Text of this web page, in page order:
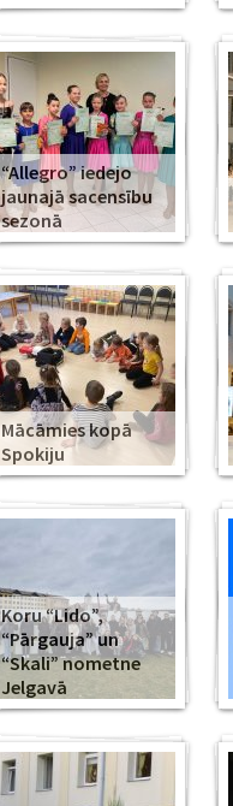
“Allegro” iedejo
jaunajā sacensību
sezonā
Mācāmies kopā
Spokiju
Koru “Lido”,
“Pārgauja” un
“Skali” nometne
Jelgavā